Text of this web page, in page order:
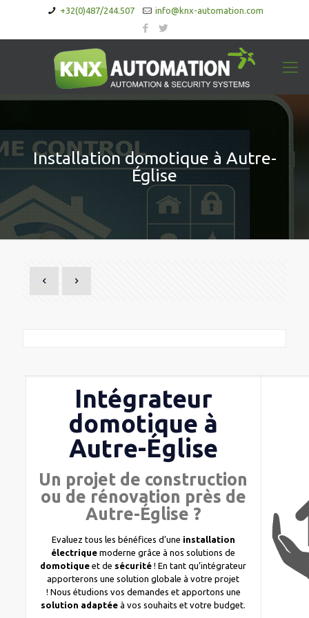
+32(0)487/244.507 info@knx-automation.com
Installation domotique à Autre-
Église
Intégrateur
domotique à
Autre-Église
Un projet de construction
ou de rénovation près de
Autre-Église ?
Evaluez tous les bénéfices d’une installation
électrique moderne grâce à nos solutions de
domotique et de sécurité ! En tant qu’intégrateur
apporterons une solution globale à votre projet
! Nous étudions vos demandes et apportons une
solution adaptéeà vos souhaits et votre budget.